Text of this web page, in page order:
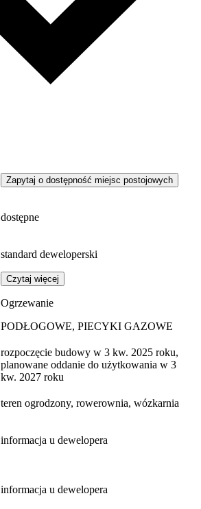
Zapytaj o dostępność miejsc postojowych
dostępne
standard deweloperski
Czytaj więcej
Ogrzewanie
PODŁOGOWE, PIECYKI GAZOWE
rozpoczęcie budowy w 3 kw. 2025 roku,
planowane oddanie do użytkowania w 3
kw. 2027 roku
teren ogrodzony, rowerownia, wózkarnia
informacja u dewelopera
informacja u dewelopera